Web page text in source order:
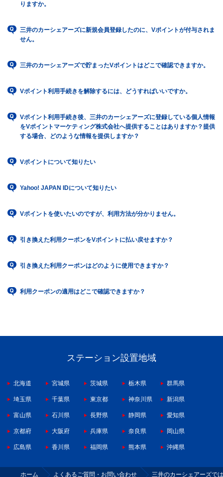
りますか。
三井のカーシェアーズに新規会員登録したのに、Vポイントが付与されま
せん。
三井のカーシェアーズで貯まったVポイントはどこで確認できますか。
Vポイント利用手続きを解除するには、どうすればいいですか。
Vポイント利用手続き後、三井のカーシェアーズに登録している個人情報
をVポイントマーケティング株式会社へ提供することはありますか？提供
する場合、どのような情報を提供しますか？
Vポイントについて知りたい
Yahoo! JAPAN IDについて知りたい
Vポイントを使いたいのですが、利用方法が分かりません。
引き換えた利用クーポンをVポイントに払い戻せますか？
引き換えた利用クーポンはどのように使用できますか？
利用クーポンの適用はどこで確認できますか？
ステーション設置地域
北海道 宮城県 茨城県 栃木県 群馬県
埼玉県 千葉県 東京都 神奈川県 新潟県
富山県 石川県 長野県 静岡県 愛知県
京都府 大阪府 兵庫県 奈良県 岡山県
広島県 香川県 福岡県 熊本県 沖縄県
ホーム よくあるご質問・お問い合わせ 三井のカーシェアーズで